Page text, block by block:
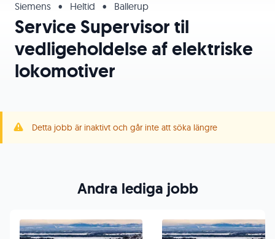
Siemens • Heltid • Ballerup
Service Supervisor til
vedligeholdelse af elektriske
lokomotiver
Detta jobb är inaktivt och går inte att söka längre
Andra lediga jobb